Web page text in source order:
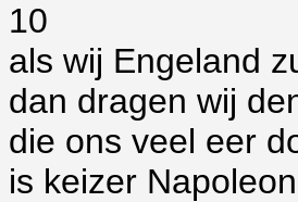
10
als wij Engeland
dan dragen wij
die ons veel eer
is keizer Napoleon